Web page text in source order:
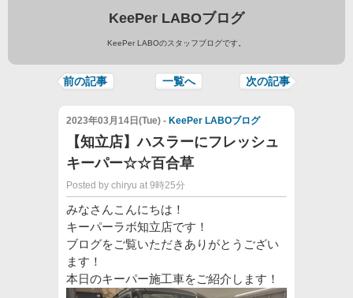
KeePer LABOブログ
KeePer LABOのスタッフブログです。
前の記事 一覧へ 次の記事
2023年03月14日(Tue) - KeePer LABOブログ
【知立店】ハスラーにフレッシュ
キーパー☆☆百合草
Posted by chiryu at 9時25分
みなさんこんにちは！
キーパーラボ知立店です！
ブログをご覧いただきありがとうござい
ます！
本日のキーパー施工車をご紹介します！